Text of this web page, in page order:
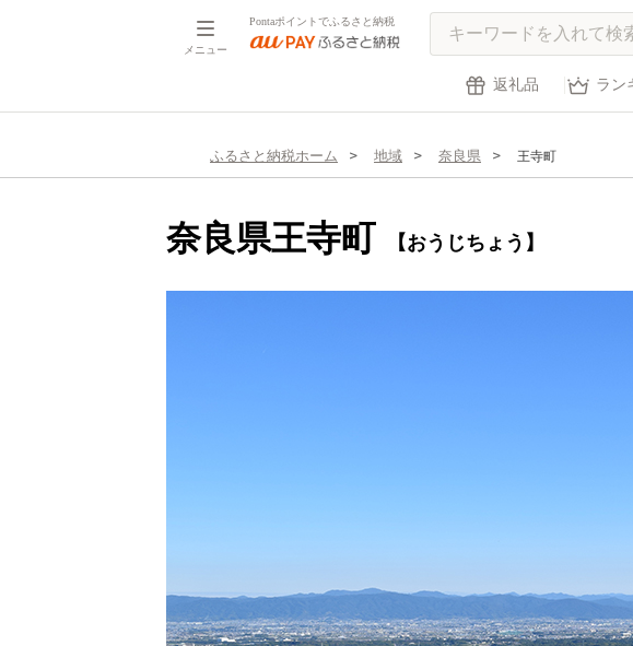
メニュー
Pontaポイントでふるさと納税
返礼品 ラン
ふるさと納税ホーム 地域 奈良県 王寺町
奈良県王寺町 【おうじちょう】